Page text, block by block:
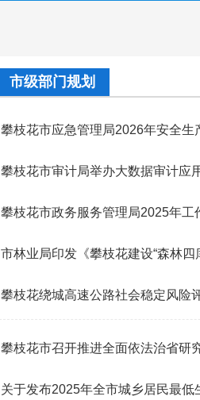
市级部门规划
攀枝花市应急管理局2026年安全生
攀枝花市审计局举办大数据审计应
攀枝花市政务服务管理局2025年
市林业局印发《攀枝花建设“森林
攀枝花绕城高速公路社会稳定风险
攀枝花市召开推进全面依法治省研
关于发布2025年全市城乡居民最